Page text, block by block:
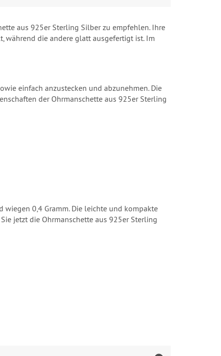
aus 925er Sterling Silber zu empfehlen. Ihre
während die andere glatt ausgefertigt ist. Im
einfach anzustecken und abzunehmen. Die
der Ohrmanschette aus 925er Sterling
0,4 Gramm. Die leichte und kompakte
jetzt die Ohrmanschette aus 925er Sterling